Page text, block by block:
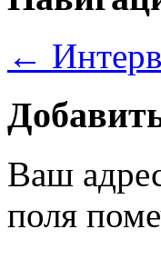
←
Ваш
поля